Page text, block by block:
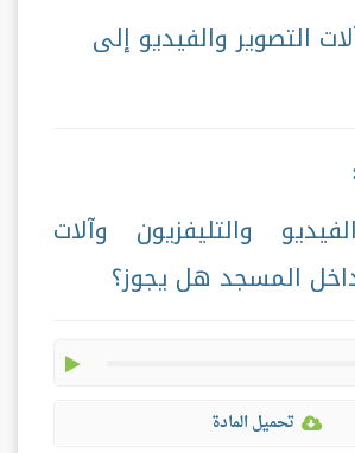
التصوير والفيديو إلى
والتليفزيون وآلات
المسجد هل يجوز؟
تحميل المادة